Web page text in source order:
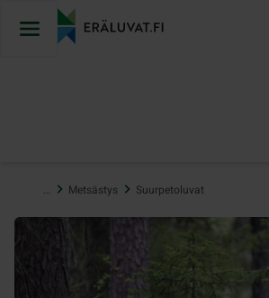
sisältöön
… Metsästys Suurpetoluvat